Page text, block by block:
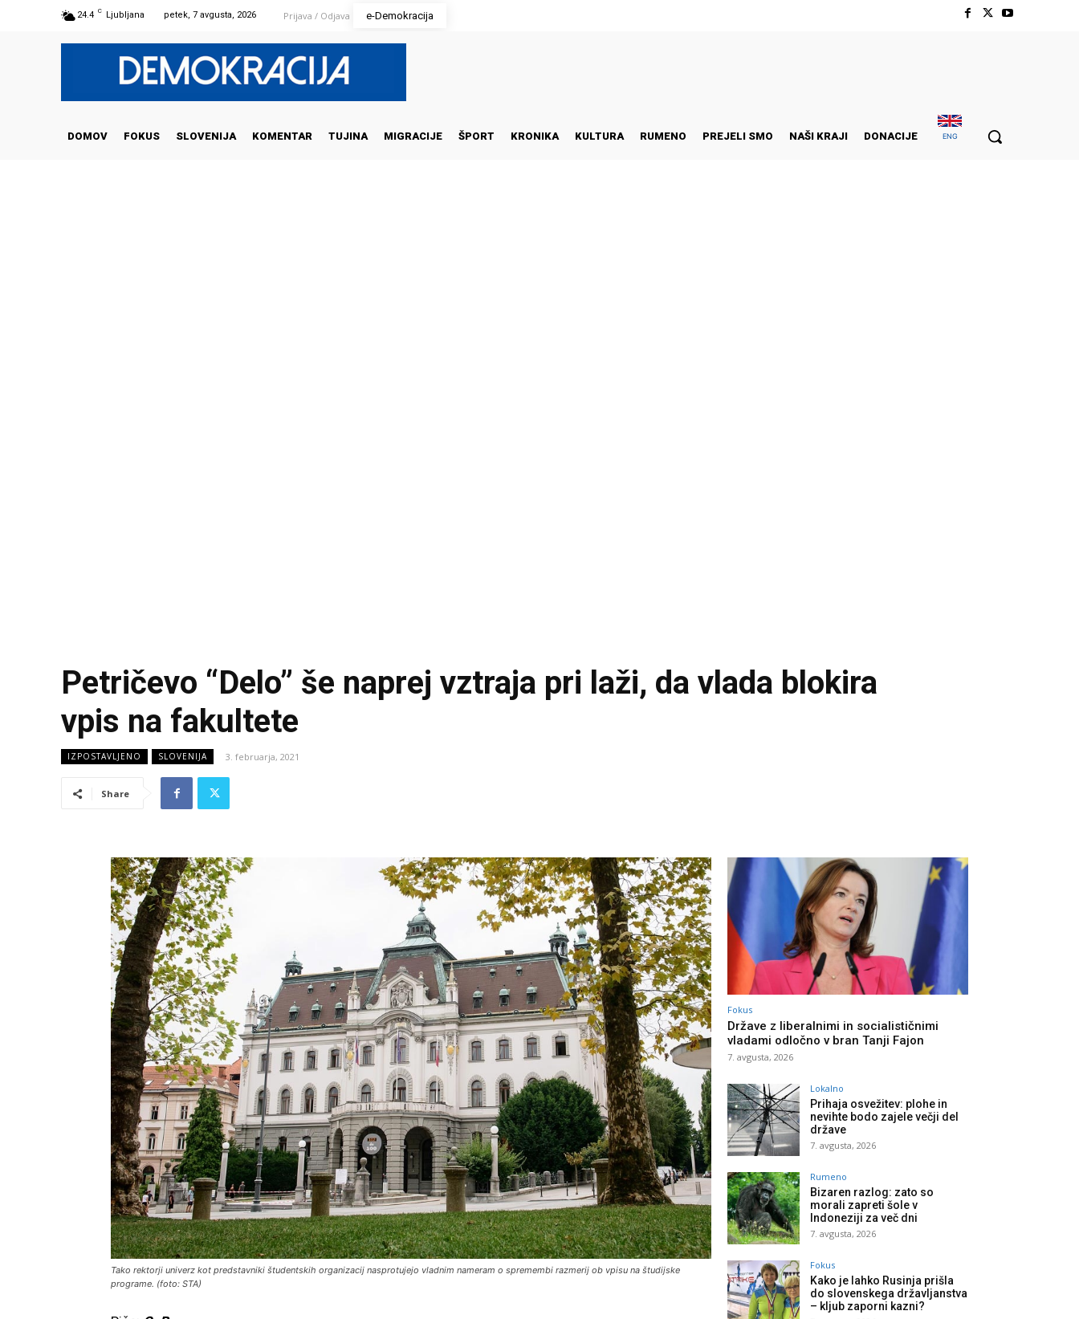
24.4 C Ljubljana petek, 7 avgusta, 2026 Prijava / Odjava e-Demokracija
DOMOV FOKUS SLOVENIJA KOMENTAR TUJINA MIGRACIJE ŠPORT KRONIKA KULTURA RUMENO PREJELI SMO NAŠI KRAJI DONACIJE ENG
Petričevo “Delo” še naprej vztraja pri laži, da vlada blokira
vpis na fakultete
IZPOSTAVLJENO SLOVENIJA 3. februarja, 2021
Share
Tako rektorji univerz kot predstavniki študentskih organizacij nasprotujejo vladnim nameram o spremembi razmerij ob vpisu na študijske
programe. (foto: STA)
Fokus
Države z liberalnimi in socialističnimi
vladami odločno v bran Tanji Fajon
7. avgusta, 2026
Lokalno
Prihaja osvežitev: plohe in
nevihte bodo zajele večji del
države
7. avgusta, 2026
Rumeno
Bizaren razlog: zato so
morali zapreti šole v
Indoneziji za več dni
7. avgusta, 2026
Fokus
Kako je lahko Rusinja prišla
do slovenskega državljanstva
– kljub zaporni kazni?